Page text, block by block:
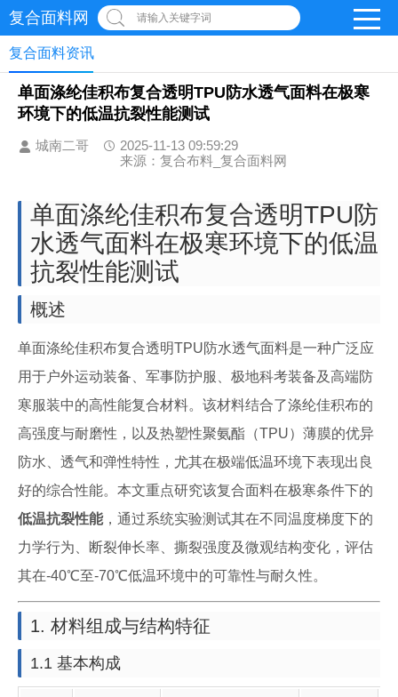
复合面料网 请输入关键字词
复合面料资讯
单面涤纶佳积布复合透明TPU防水透气面料在极寒
环境下的低温抗裂性能测试
城南二哥
2025-11-13 09:59:29
来源：复合布料_复合面料网
单面涤纶佳积布复合透明TPU防
水透气面料在极寒环境下的低温
抗裂性能测试
概述
单面涤纶佳积布复合透明TPU防水透气面料是一种广泛应
用于户外运动装备、军事防护服、极地科考装备及高端防
寒服装中的高性能复合材料。该材料结合了涤纶佳积布的
高强度与耐磨性，以及热塑性聚氨酯（TPU）薄膜的优异
防水、透气和弹性特性，尤其在极端低温环境下表现出良
好的综合性能。本文重点研究该复合面料在极寒条件下的
低温抗裂性能，通过系统实验测试其在不同温度梯度下的
力学行为、断裂伸长率、撕裂强度及微观结构变化，评估
其在-40℃至-70℃低温环境中的可靠性与耐久性。
1. 材料组成与结构特征
1.1 基本构成